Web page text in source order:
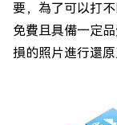
要，為了可以打
免費且具備一定
損的照片進行還原